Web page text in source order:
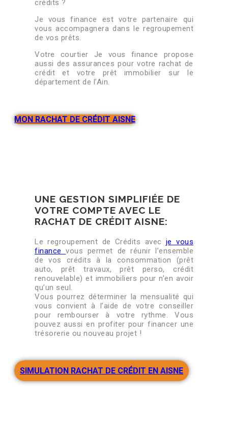
crédits ?
Je vous finance est votre partenaire qui
vous accompagnera dans le regroupement
de vos prêts.
Votre courtier Je vous finance propose
aussi des assurances pour votre rachat de
crédit et votre prêt immobilier sur le
département de l’Ain.
MON RACHAT DE CRÉDIT AISNE
UNE GESTION SIMPLIFIÉE DE
VOTRE COMPTE AVEC LE
RACHAT DE CRÉDIT AISNE:
Le regroupement de Crédits avec je vous
financevous permet de réunir l’ensemble
de vos crédits à la consommation (prêt
auto, prêt travaux, prêt perso, crédit
renouvelable) et immobiliers pour n’en avoir
qu’un seul.
Vous pourrez déterminer la mensualité qui
vous convient à l’aide de votre conseiller
pour rembourser à votre rythme. Vous
pouvez aussi en profiter pour financer une
trésorerie ou nouveau projet !
SIMULATION RACHAT DE CRÉDIT EN AISNE